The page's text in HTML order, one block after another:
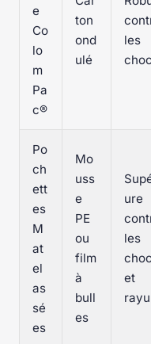
e
Co
lo
m
Pa
c®
ton
ond
ulé
les
Po
ch
ett
es
M
at
el
as
sé
es
Mo
uss
e
PE
ou
film
à
bull
es
ure
les
et